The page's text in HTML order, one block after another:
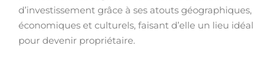
d’investissement grâce à ses atouts géographiques,
économiques et culturels, faisant d’elle un lieu idéal
pour devenir propriétaire.